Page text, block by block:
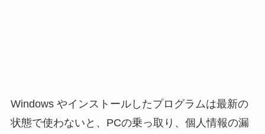
Windows やインストールしたプログラムは最新の
状態で使わないと、PCの乗っ取り、個人情報の漏